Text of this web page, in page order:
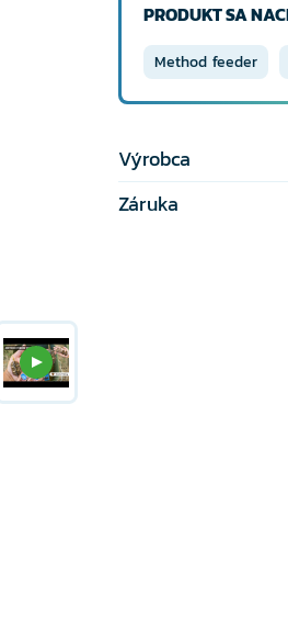
PRODUKT SA
Method feeder
Výrobca
Záruka